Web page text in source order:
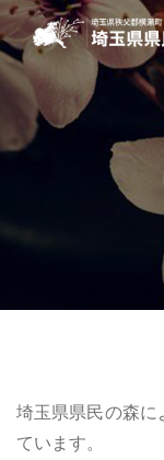
埼玉県県民の森に
ています。